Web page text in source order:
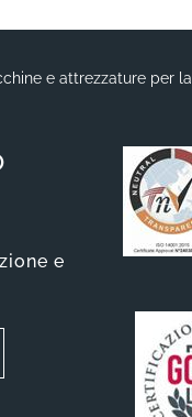
e attrezzature per la
e